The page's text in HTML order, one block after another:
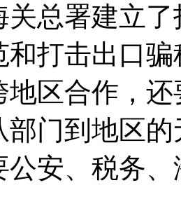
关总署建立
和打击出口
地区合作，
部门到地区
公安、税务